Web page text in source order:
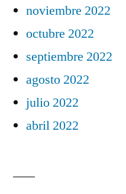
noviembre 2022
octubre 2022
septiembre 2022
agosto 2022
julio 2022
abril 2022